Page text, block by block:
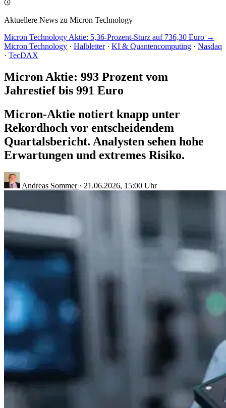
Aktuellere News zu Micron Technology
Micron Technology Aktie: 5,36-Prozent-Sturz auf 736,30 Euro →
Micron Technology · Halbleiter · KI & Quantencomputing · Nasdaq
· TecDAX
Micron Aktie: 993 Prozent vom
Jahrestief bis 991 Euro
Micron-Aktie notiert knapp unter
Rekordhoch vor entscheidendem
Quartalsbericht. Analysten sehen hohe
Erwartungen und extremes Risiko.
Andreas Sommer · 21.06.2026, 15:00 Uhr